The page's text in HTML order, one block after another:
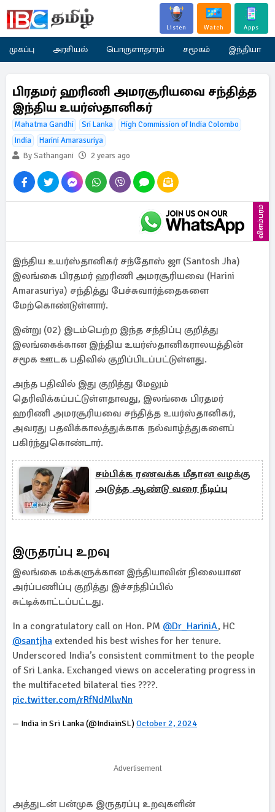
Listen Watch Apps
முகப்பு அரசியல் பொருளாதாரம் சமூகம் இந்தியா
பிரதமர் ஹரிணி அமரசூரியவை சந்தித்த
இந்திய உயர்ஸ்தானிகர்
Mahatma Gandhi Sri Lanka
High Commission of India Colombo
India
Harini Amarasuriya
By Sathangani
2 years ago
விளம்பரம்
இந்திய உயர்ஸ்தானிகர் சந்தோஸ் ஜா (Santosh Jha)
இலங்கை பிரதமர் ஹரிணி அமரசூரியவை (Harini
Amarasuriya) சந்தித்து பேச்சுவார்த்தைகளை
மேற்கொண்டுள்ளார்.
இன்று (02) இடம்பெற்ற இந்த சந்திப்பு குறித்து
இலங்கைக்கான இந்திய உயர்ஸ்தானிகராலயத்தின்
சமூக ஊடக பதிவில் குறிப்பிடப்பட்டுள்ளது.
அந்த பதிவில் இது குறித்து மேலும்
தெரிவிக்கப்பட்டுள்ளதாவது, இலங்கை பிரதமர்
ஹரிணி அமரசூரியவை சந்தித்த உயர்ஸ்தானிகர்,
அவரது பதவிக்காலத்துக்காக நல்வாழ்த்துகளைப்
பகிர்ந்துகொண்டார்.
சம்பிக்க ரணவக்க மீதான வழக்கு
அடுத்த ஆண்டு வரை நீடிப்பு
இருதரப்பு உறவு
இலங்கை மக்களுக்கான இந்தியாவின் நிலையான
அர்ப்பணிப்பு குறித்து இச்சந்திப்பில்
சுட்டிக்காட்டப்பட்டது.
In a congratulatory call on Hon. PM @Dr_HariniA, HC
@santjha extended his best wishes for her tenure.
Underscored India’s consistent commitment to the people
of Sri Lanka. Exchanged views on accelerating progress in
the multifaceted bilateral ties ????.
pic.twitter.com/rRfNdMlwNn
— India in Sri Lanka (@IndiainSL) October 2, 2024
Advertisement
அத்துடன் பன்முக இருதரப்பு உறவுகளின்